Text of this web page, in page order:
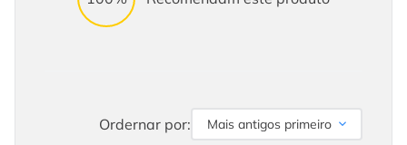
Ordernar por: Mais antigos primeiro